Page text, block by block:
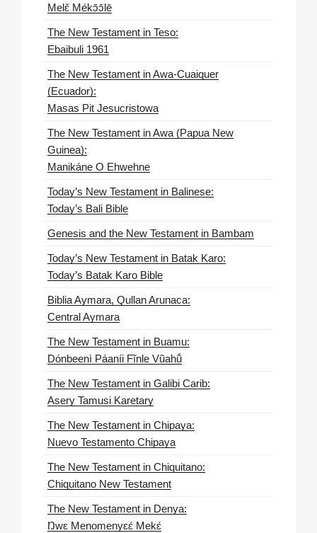
Melɛ̌ Mékɔ̄ɔ̄lē
The New Testament in Teso:
Ebaibuli 1961
The New Testament in Awa-Cuaiquer
(Ecuador):
Masas Pit Jesucristowa
The New Testament in Awa (Papua New
Guinea):
Manikáne O Ehwehne
Today’s New Testament in Balinese:
Today’s Bali Bible
Genesis and the New Testament in Bambam
Today’s New Testament in Batak Karo:
Today’s Batak Karo Bible
Biblia Aymara, Qullan Arunaca:
Central Aymara
The New Testament in Buamu:
Dónbeenì Páaníi Fĩnle Vũahṹ
The New Testament in Galibi Carib:
Asery Tamusi Karetary
The New Testament in Chipaya:
Nuevo Testamento Chipaya
The New Testament in Chiquitano:
Chiquitano New Testament
The New Testament in Denya:
Ŋwɛ Menomenyɛɛ́ Mekɛ́